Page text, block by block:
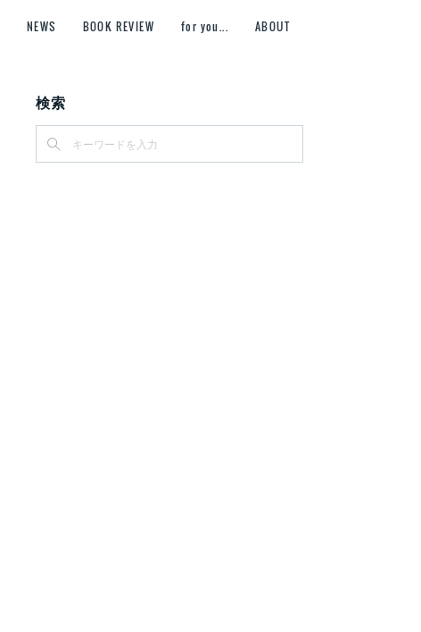
NEWS BOOK REVIEW for you... ABOUT
検索